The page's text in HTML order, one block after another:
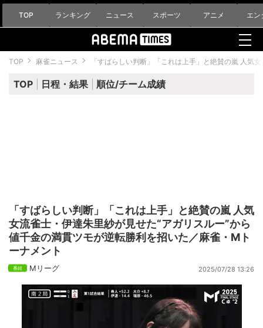
TOP ランキング ニュース スポーツ アニメ エン
TOP 麻雀ニュース 「すばらしい判断」「これは上手」と絶賛の嵐 人気
TOP 日程・結果 順位/チーム成績
「すばらしい判断」「これは上手」と絶賛の嵐 人気
女流雀士・伊達朱里紗が見せた“アガリスルー”から
値千金の満貫ツモが逆転勝利を招いた／麻雀・Mト
ーナメント
Mリーグ 2025/07/28 13:26